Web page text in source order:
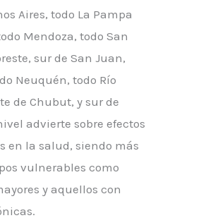
Aires, todo La Pampa
Mendoza, todo San
sur de San Juan,
Neuquén, todo Río
de Chubut, y sur de
advierte sobre efectos
en la salud, siendo más
vulnerables como
y aquellos con